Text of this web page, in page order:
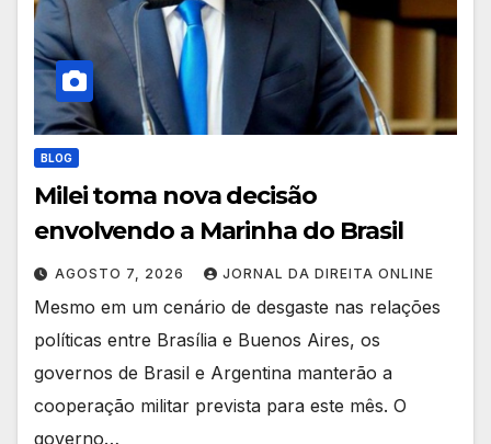
BLOG
Milei toma nova decisão
envolvendo a Marinha do Brasil
AGOSTO 7, 2026 JORNAL DA DIREITA ONLINE
Mesmo em um cenário de desgaste nas relações
políticas entre Brasília e Buenos Aires, os
governos de Brasil e Argentina manterão a
cooperação militar prevista para este mês. O
governo…